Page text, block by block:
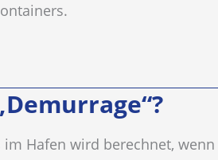
im Hafen wird berechnet,